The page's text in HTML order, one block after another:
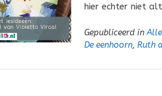
hier echter niet
Gepubliceerd in
De eenhoorn, Ruth